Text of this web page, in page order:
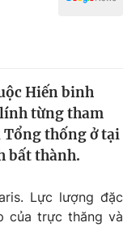
Hiến binh
lính từng tham
Tổng thống ở tại
bất thành.
Lực lượng đặc
của trực thăng và